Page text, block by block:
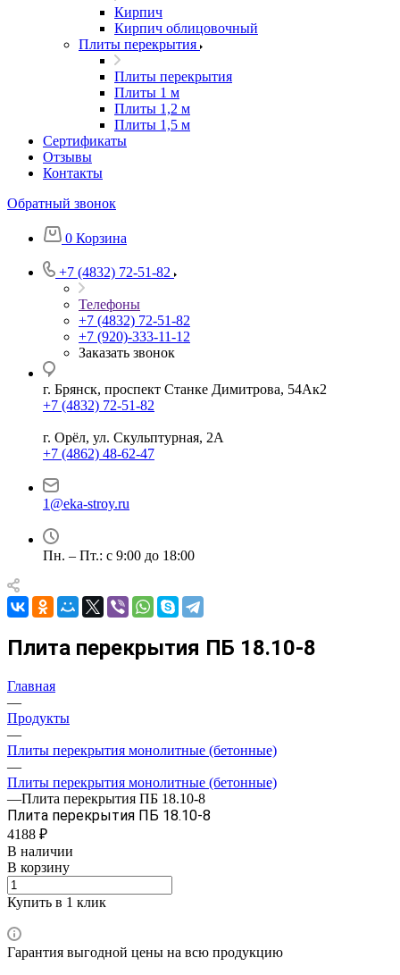
Кирпич
Кирпич облицовочный
Плиты перекрытия
Плиты перекрытия
Плиты 1 м
Плиты 1,2 м
Плиты 1,5 м
Сертификаты
Отзывы
Контакты
Обратный звонок
0 Корзина
+7 (4832) 72-51-82
Телефоны
+7 (4832) 72-51-82
+7 (920)-333-11-12
Заказать звонок
г. Брянск, проспект Станке Димитрова, 54Ак2
+7 (4832) 72-51-82
г. Орёл, ул. Скульптурная, 2А
+7 (4862) 48-62-47
1@eka-stroy.ru
Пн. – Пт.: с 9:00 до 18:00
Плита перекрытия ПБ 18.10-8
Главная
—
Продукты
—
Плиты перекрытия монолитные (бетонные)
—
Плиты перекрытия монолитные (бетонные)
—Плита перекрытия ПБ 18.10-8
Плита перекрытия ПБ 18.10-8
4188 ₽
В наличии
В корзину
Купить в 1 клик
Гарантия выгодной цены на всю продукцию